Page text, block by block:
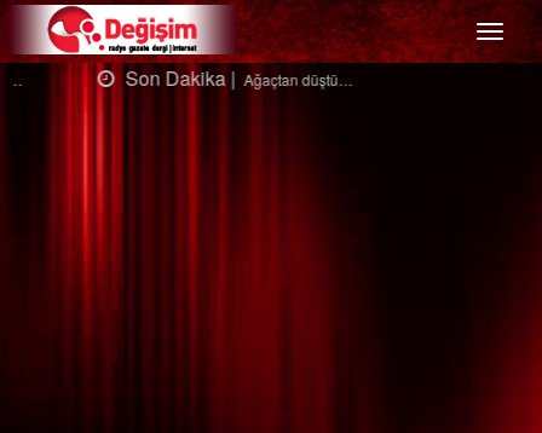
Menü
Son Dakika |Ağaçtan düştü…